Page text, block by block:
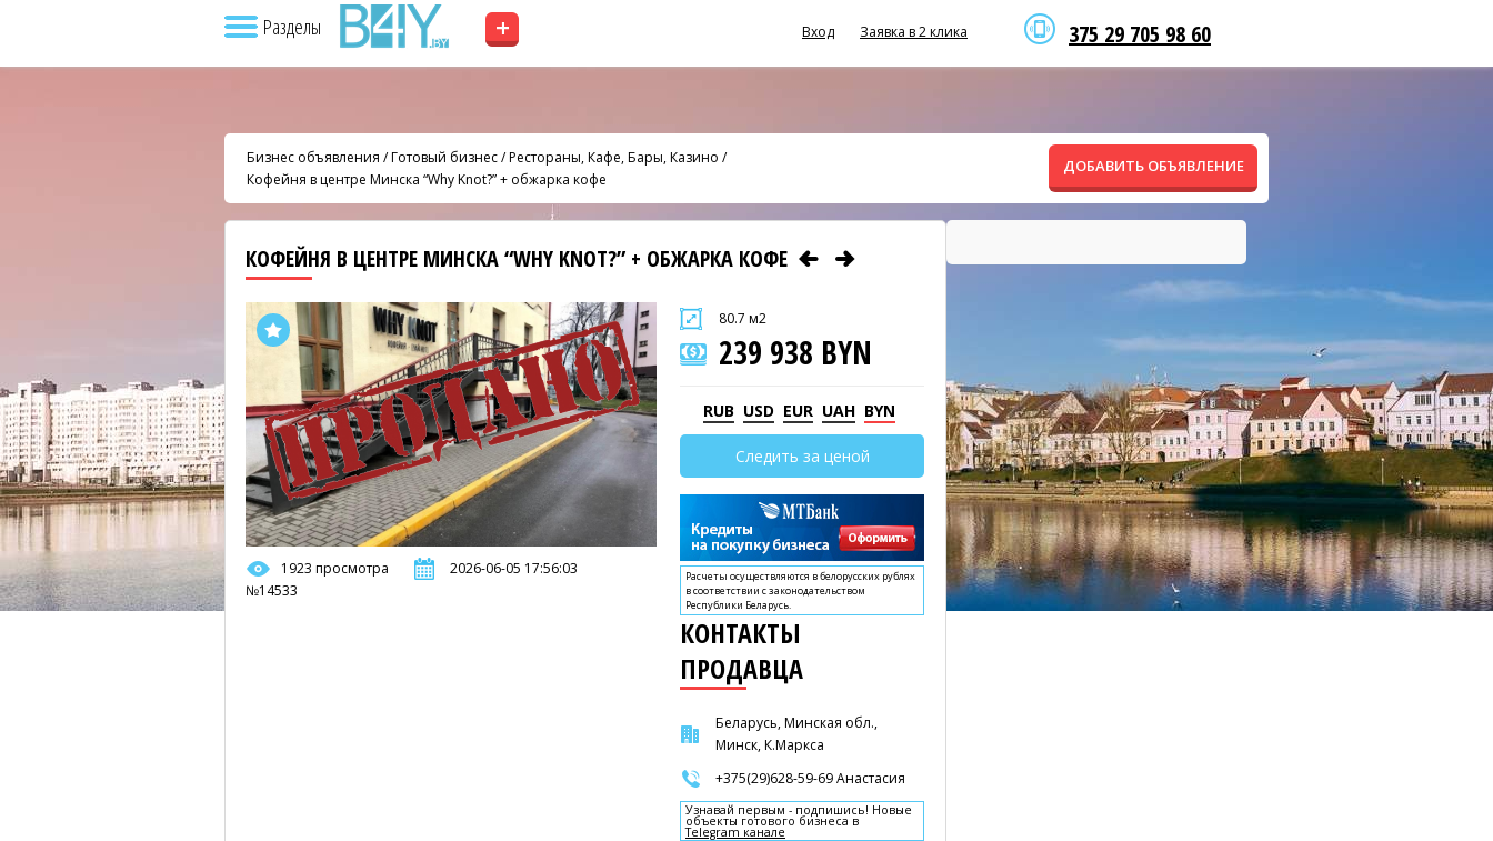
Разделы + 375 29 705 98 60
Вход Заявка в 2 клика
Бизнес объявления /Готовый бизнес/Рестораны, Кафе, Бары, Казино /
Кофейня в центре Минска “Why Knot?” + обжарка кофе
ДОБАВИТЬ ОБЪЯВЛЕНИЕ
КОФЕЙНЯ В ЦЕНТРЕ МИНСКА “WHY KNOT?” + ОБЖАРКА КОФЕ
1923 просмотра
2026-06-05 17:56:03
№14533
80.7 м2
239 938 BYN
RUB USD EUR UAH BYN
Следить за ценой
Расчеты осуществляются в белорусских рублях
в соответствии с законодательством
Республики Беларусь.
КОНТАКТЫ
ПРОДАВЦА
Беларусь, Минская обл.,
Минск, К.Маркса
+375(29)628-59-69 Анастасия
Узнавай первым - подпишись! Новые
объекты готового бизнеса в
Telegram канале